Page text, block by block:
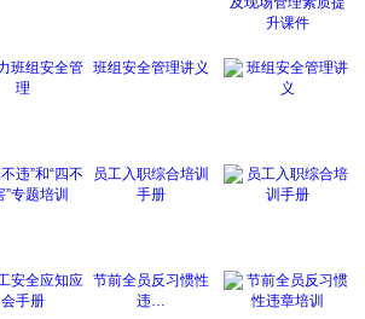
班组安全管理讲义
员工入职综合培训
手册
节前全员反习惯性
违…